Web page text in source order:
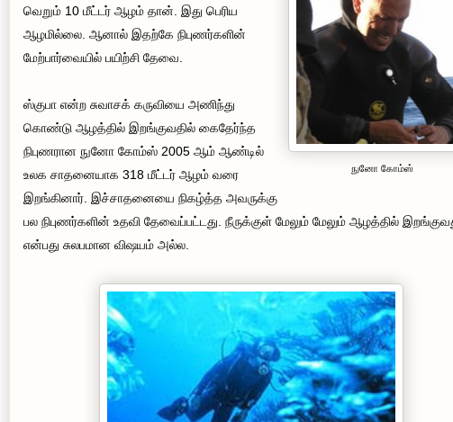
நுனோ கோம்ஸ்
வெறும் 10 மீட்டர் ஆழம் தான். இது பெரிய
ஆழமில்லை. ஆனால் இதற்கே நிபுணர்களின்
மேற்பார்வையில் பயிற்சி தேவை.
ஸ்குபா என்ற சுவாசக் கருவியை அணிந்து
கொண்டு ஆழத்தில் இறங்குவதில் கைதேர்ந்த
நிபுணரான நுனோ கோம்ஸ் 2005 ஆம் ஆண்டில்
உலக சாதனையாக 318 மீட்டர் ஆழம் வரை
இறங்கினார். இச்சாதனையை நிகழ்த்த அவருக்கு
பல நிபுணர்களின் உதவி தேவைப்பட்டது. நீருக்குள் மேலும் மேலும் ஆழத்தில்
என்பது சுலபமான விஷயம் அல்ல.